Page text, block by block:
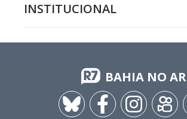
INSTITUCIONAL
BAHIA NO AR